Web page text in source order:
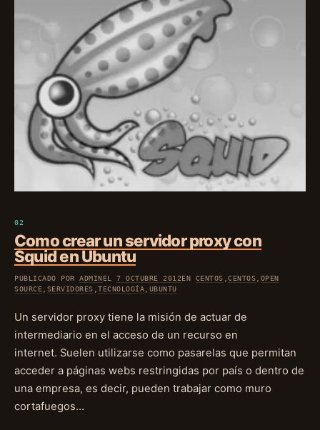
Como crear un servidor proxy con
Squid en Ubuntu
PUBLICADO PORADMINEL7 OCTUBRE 2012EN CENTOS ,CENTOS, OPEN
SOURCE, SERVIDORES ,TECNOLOGÍA, UBUNTU
Un servidor proxy tiene la misión de actuar de
intermediario en el acceso de un recurso en
internet. Suelen utilizarse como pasarelas que permitan
acceder a páginas webs restringidas por país o dentro de
una empresa, es decir, pueden trabajar como muro
cortafuegos…